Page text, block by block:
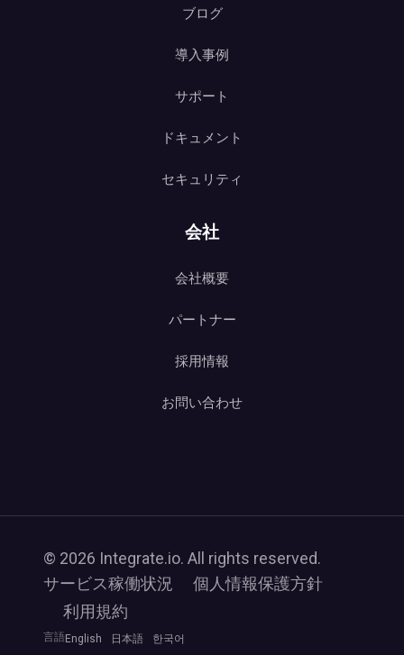
ブログ
導入事例
サポート
ドキュメント
セキュリティ
会社
会社概要
パートナー
採用情報
お問い合わせ
© 2026 Integrate.io. All rights reserved.
サービス稼働状況
個人情報保護方針
利用規約
言語 English 日本語 한국어